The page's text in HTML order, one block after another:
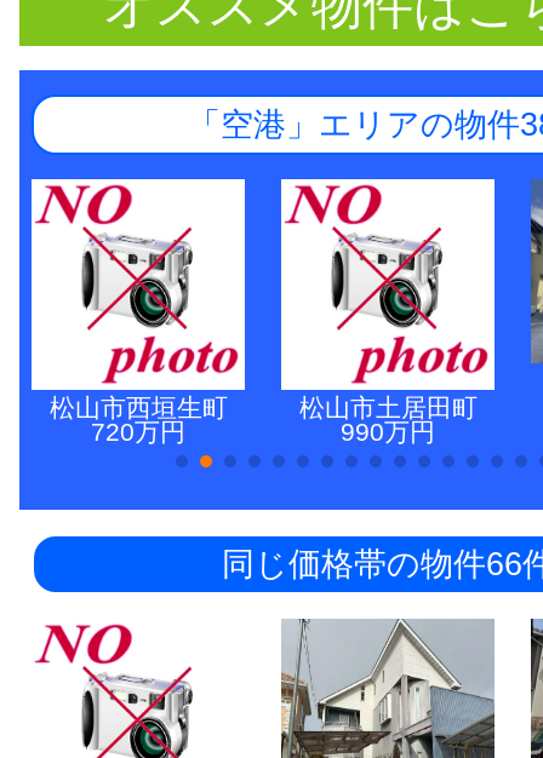
「空港」エリアの物件
松山市西垣生町
720万円
松山市土居田町
990万円
同じ価格帯の物件66